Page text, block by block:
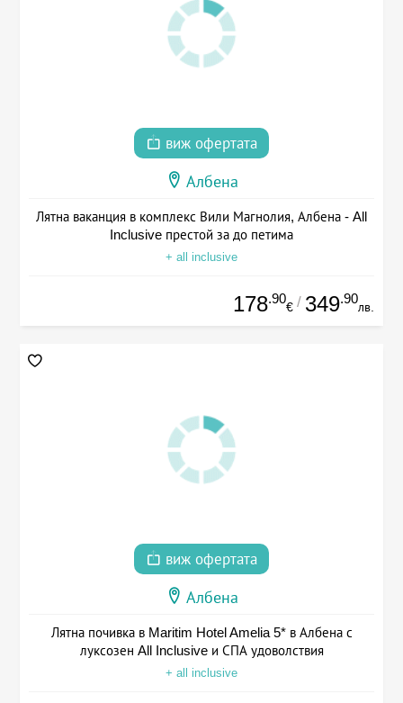
виж офертата
Албена
Лятна ваканция в комплекс Вили Магнолия, Албена - All
Inclusive престой за до петима
+ all inclusive
178.90
€ / 349.90
лв.
виж офертата
Албена
Лятна почивка в Maritim Hotel Amelia 5* в Албена с
луксозен All Inclusive и СПА удоволствия
+ all inclusive